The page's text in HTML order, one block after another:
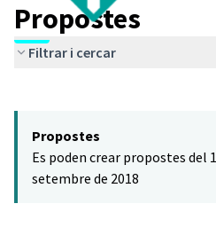
Propostes
Filtrar i cercar
−
Propostes
Es poden crear propostes del
setembre de 2018